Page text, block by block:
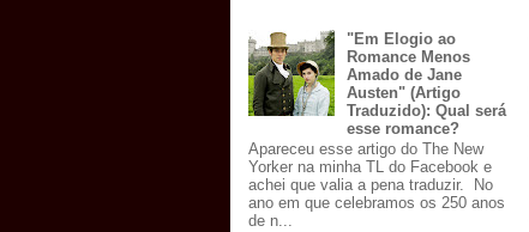
"Em Elogio ao
Romance Menos
Amado de Jane
Austen" (Artigo
Traduzido): Qual será
esse romance?
Apareceu esse artigo do The New
Yorker na minha TL do Facebook e
achei que valia a pena traduzir. No
ano em que celebramos os 250 anos
de n...